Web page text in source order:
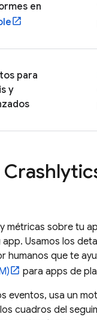
en
para
y
métricas sobre tu
Usamos los
humanos que te
para apps de
eventos, usa un
los cuadros del